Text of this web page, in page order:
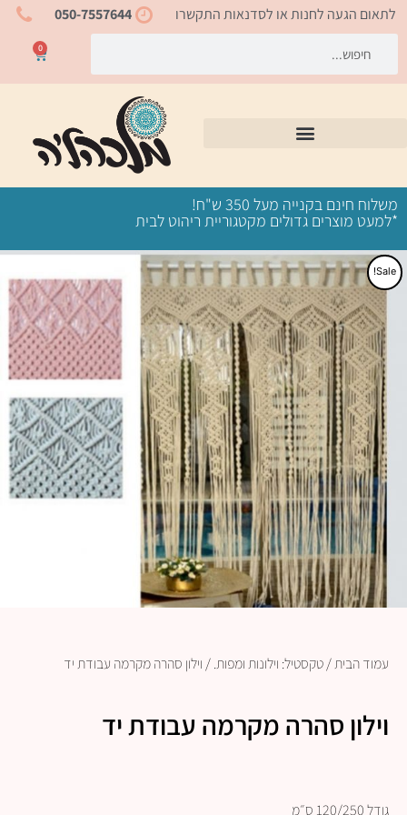
דילוג
050-7557644 לתאום הגעה לחנות או לסדנאות התקשרו
0
עגלת
קניות
משלוח חינם בקנייה מעל 350 ש"ח!
*למעט מוצרים גדולים מקטגוריית ריהוט לבית
Sale!
עמוד הבית/טקסטיל: וילונות ומפות./ וילון סהרה מקרמה עבודת יד
וילון סהרה מקרמה עבודת יד
גודל 120/250 ס״מ